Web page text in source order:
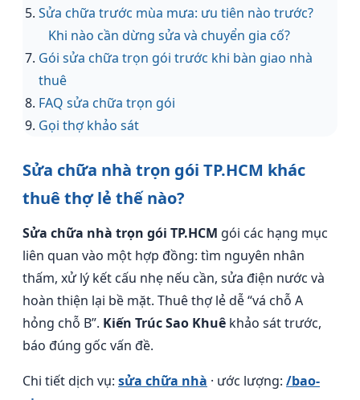
Sửa chữa trước mùa mưa: ưu tiên nào trước?
Khi nào cần dừng sửa và chuyển gia cố?
Gói sửa chữa trọn gói trước khi bàn giao nhà
thuê
FAQ sửa chữa trọn gói
Gọi thợ khảo sát
Sửa chữa nhà trọn gói TP.HCM khác
thuê thợ lẻ thế nào?
Sửa chữa nhà trọn gói TP.HCM gói các hạng mục
liên quan vào một hợp đồng: tìm nguyên nhân
thấm, xử lý kết cấu nhẹ nếu cần, sửa điện nước và
hoàn thiện lại bề mặt. Thuê thợ lẻ dễ “vá chỗ A
hỏng chỗ B”. Kiến Trúc Sao Khuê khảo sát trước,
báo đúng gốc vấn đề.
Chi tiết dịch vụ: sửa chữa nhà · ước lượng: /bao-